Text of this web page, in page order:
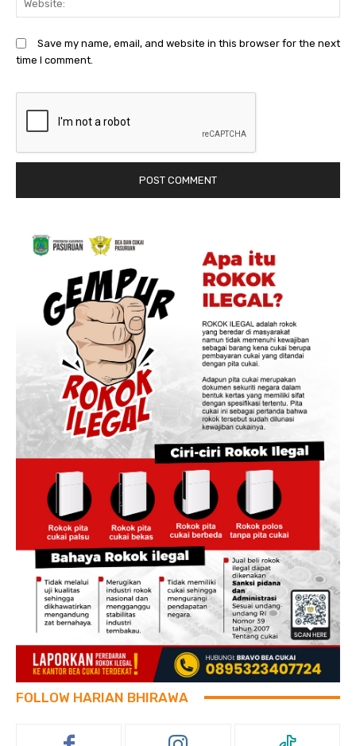
Save my name, email, and website in this browser for the next
time I comment.
FOLLOW HARIAN BHIRAWA